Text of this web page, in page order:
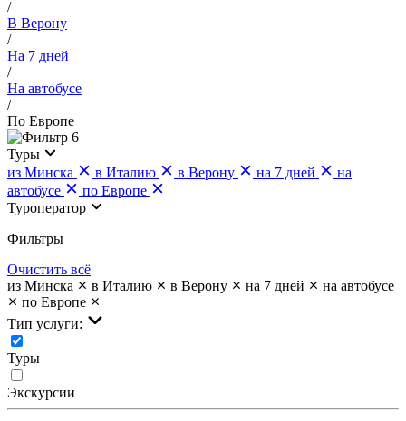
/
В Верону
/
На 7 дней
/
На автобусе
/
По Европе
6
Туры
из Минска
в Италию в Верону на 7 дней
на
автобусе
по Европе
Туроператор
Фильтры
Очистить всё
из Минска
в Италию в Верону на 7 дней
на автобусе
по Европе
Тип услуги:
Туры
Экскурсии